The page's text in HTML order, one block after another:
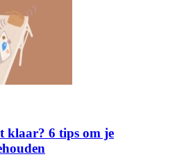
6 tips om je